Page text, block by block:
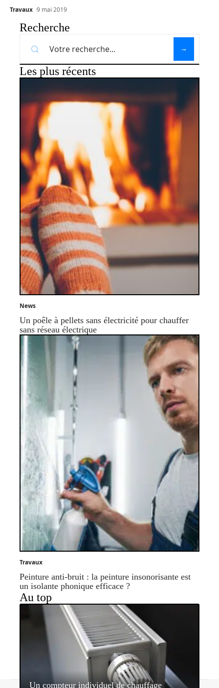
Travaux 9 mai 2019
Recherche
Les plus récents
News
Un poêle à pellets sans électricité pour chauffer
sans réseau électrique
Travaux
Peinture anti-bruit : la peinture insonorisante est
un isolante phonique efficace ?
Au top
Un compteur individuel de chauffage